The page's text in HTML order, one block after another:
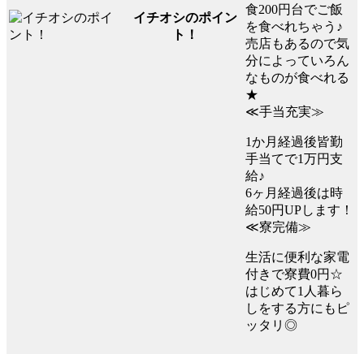
イチオシのポイン
ト！
食200円台でご飯
を食べれちゃう♪
売店もあるので気
分によっていろん
なものが食べれる
★
≪手当充実≫
1か月経過後皆勤
手当てで1万円支
給♪
6ヶ月経過後は時
給50円UPします！
≪寮完備≫
生活に便利な家電
付きで寮費0円☆
はじめて1人暮ら
しをする方にもピ
ッタリ◎